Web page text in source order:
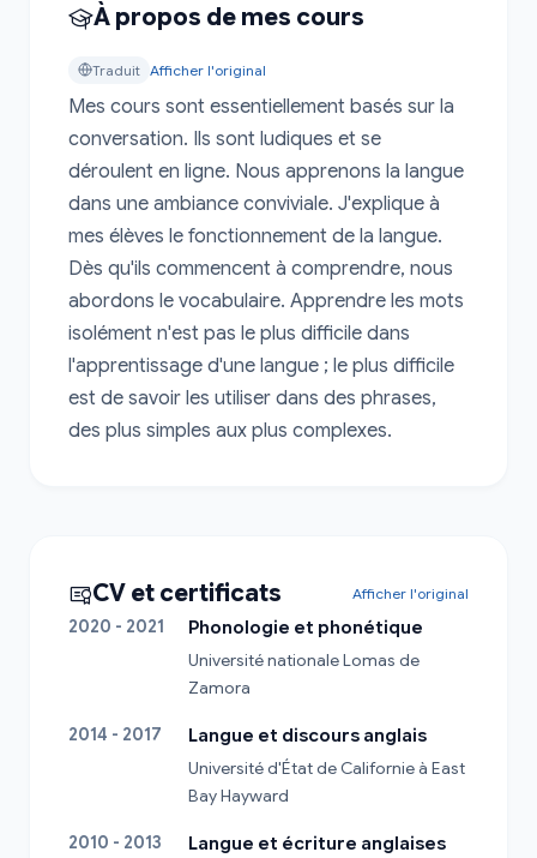
À propos de mes cours
Traduit Afficher l'original
Mes cours sont essentiellement basés sur la
conversation. Ils sont ludiques et se
déroulent en ligne. Nous apprenons la langue
dans une ambiance conviviale. J'explique à
mes élèves le fonctionnement de la langue.
Dès qu'ils commencent à comprendre, nous
abordons le vocabulaire. Apprendre les mots
isolément n'est pas le plus difficile dans
l'apprentissage d'une langue ; le plus difficile
est de savoir les utiliser dans des phrases,
des plus simples aux plus complexes.
CV et certificats Afficher l'original
2020 - 2021
Phonologie et phonétique
Université nationale Lomas de
Zamora
2014 - 2017
Langue et discours anglais
Université d'État de Californie à East
Bay Hayward
2010 - 2013 Langue et écriture anglaises